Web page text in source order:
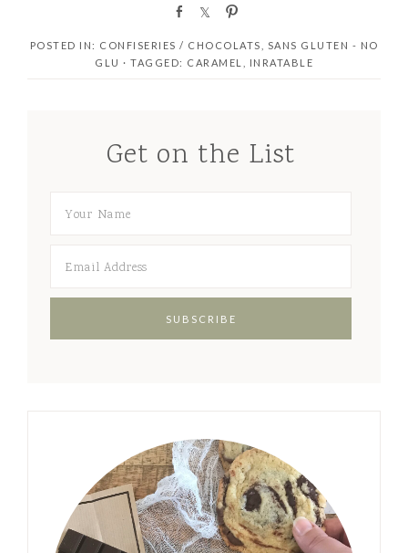
a
r
a
r
n
POSTED IN: CONFISERIES / CHOCOLATS
SANS GLUTEN - NO
GLU · TAGGED: CARAMEL INRATABLE
Get on the List